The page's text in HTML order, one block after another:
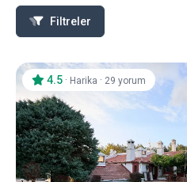
Filtreler
4.5 · Harika · 29 yorum